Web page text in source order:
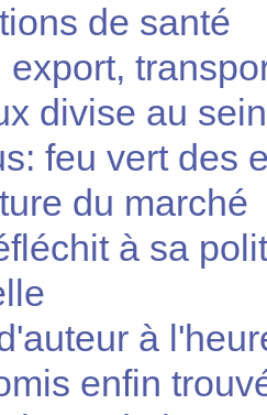
de santé
export,
divise au
feu vert des
du marché
à sa
à
enfin